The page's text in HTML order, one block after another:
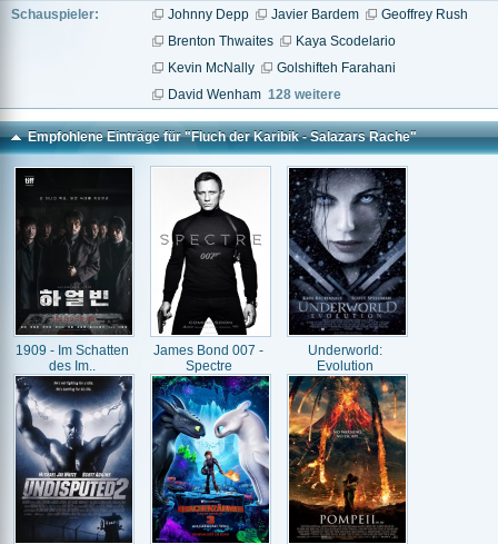
Schauspieler:
Johnny Depp Javier Bardem
Geoffrey Rush
Brenton Thwaites
Kaya Scodelario
Kevin McNally
Golshifteh Farahani
David Wenham 128 weitere
Empfohlene Einträge für "Fluch der Karibik - Salazars Rache"
1909 - Im Schatten
des Im..
James Bond 007 -
Spectre
Underworld:
Evolution